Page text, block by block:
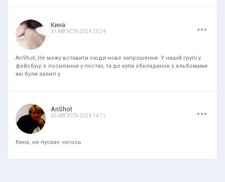
Кина
31 АВГУСТА 2024 23:24 ...
AnShot, Не можу вставити сюди нове запрошення. У нашій групі у
фейсбуці є посилання у постах, та де купа обкладинок з альбомами
які були залиті у
AnShot
30 АВГУСТА 2024 14:11 ...
Кина, не пускає чогось